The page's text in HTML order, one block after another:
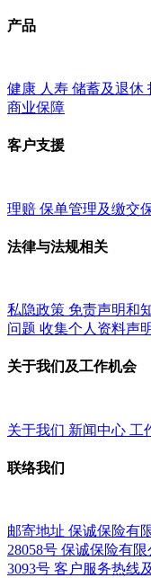
产品
健康 人寿 储蓄及退休
商业保障
客户支援
理赔 保单管理及缴交
法律与法规相关
私隐政策 免责声明和
问题 收集个人资料声
关于我们及工作机会
关于我们 新闻中心 工
联络我们
邮寄地址 保诚保险有
28058号 保诚保险有
3093号 客户服务热线